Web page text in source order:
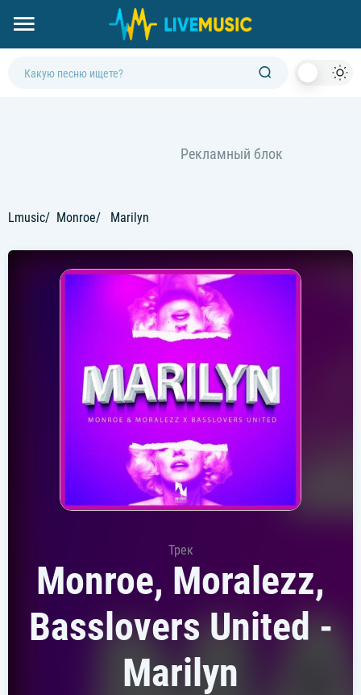
Lmusic Monroe Marilyn
Трек
Monroe, Moralezz,
Basslovers United -
Marilyn